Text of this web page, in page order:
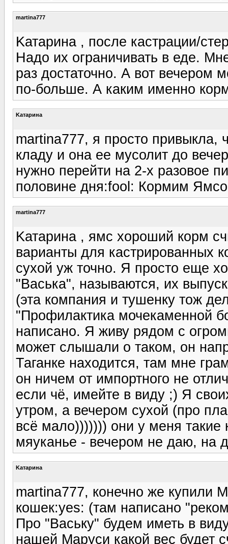
martina777
Kатарина , после кастрации/
Надо их ограничивать в еде.
раз достаточно. А вот вечером
по-больше. А каким именно
Kатарина
martina777, я просто привыкла,
кладу и она ее мусолит до
нужно перейти на 2-х разовое
половине дня:fool: Кормим
martina777
Kатарина , ямс хороший корм
варианты для кастрированных
сухой уж точно. Я просто еще
"Васька", называются, их
(эта компания и тушенку тож
"Профилактика мочекаменной
написано. Я живу рядом с
может слышали о таком, он
Таганке находится, там мне
он ничем от импортного не
если чё, имейте в виду ;) Я
утром, а вечером сухой (про
всё мало))))))) они у меня такие
мяуканье - вечером не даю, на
Kатарина
martina777, конечно же купили
кошек:yes: (там написано
Про "Ваську" будем иметь в
нашей Маруси какой вес будет